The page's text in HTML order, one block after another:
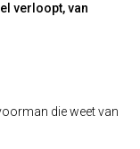
verloopt, van
die weet van